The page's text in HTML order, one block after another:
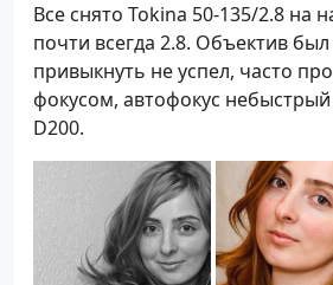
Все снято Tokina 50-135/2.8 на
почти всегда 2.8. Объектив
привыкнуть не успел, часто
фокусом, автофокус
D200.